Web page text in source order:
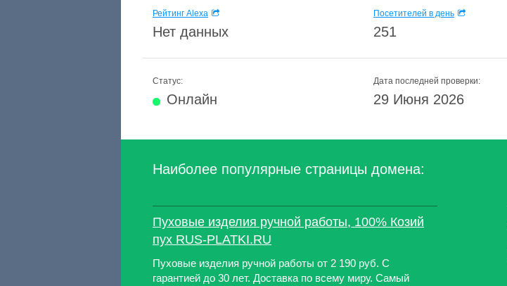
Рейтинг Alexa
Нет данных
Посетителей в день
251
Статус:
Онлайн
Дата последней проверки:
29 Июня 2026
Наиболее популярные страницы домена:
Пуховые изделия ручной работы, 100% Козий
пух RUS-PLATKI.RU
Пуховые изделия ручной работы от 2 190 руб. С
гарантией до 30 лет. Доставка по всему миру. Самый